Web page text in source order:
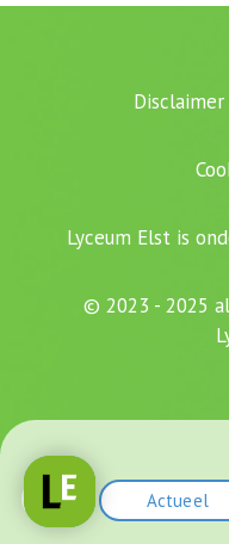
Actueel
Disclaimer
Lyceum Elst is
© 2023 - 2025